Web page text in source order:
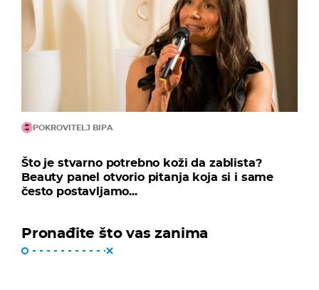
POKROVITELJ BIPA
Što je stvarno potrebno koži da zablista?
Beauty panel otvorio pitanja koja si i same
često postavljamo...
Pronađite što vas zanima